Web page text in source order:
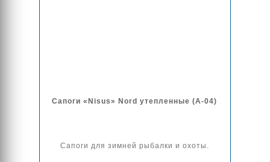
Сапоги «Nisus» Nord утепленные (A-04)
Сапоги для зимней рыбалки и охоты.